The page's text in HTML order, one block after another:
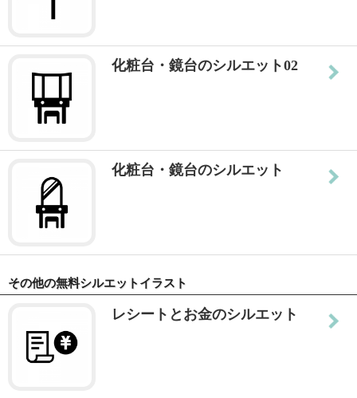
化粧台・鏡台のシルエット02
化粧台・鏡台のシルエット
その他の無料シルエットイラスト
レシートとお金のシルエット